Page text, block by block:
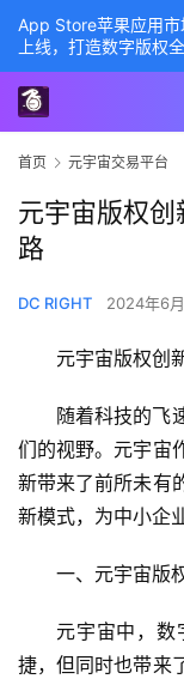
首页 元宇宙交易平台
元宇宙版权
路
DC RIGHT 2024年6
元宇宙版权创
随着科技的飞
们的视野。元宇宙
新带来了前所未有
新模式，为中小企
一、元宇宙版
元宇宙中，数
捷，但同时也带来
App Store苹果应用
上线，打造数字版权
商务经理联系方式